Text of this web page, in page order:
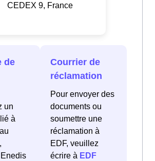
CEDEX 9, France
de
un
à
Courrier de
réclamation
Pour envoyer des
documents ou
soumettre une
réclamation à
EDF, veuillez
écrire à EDF